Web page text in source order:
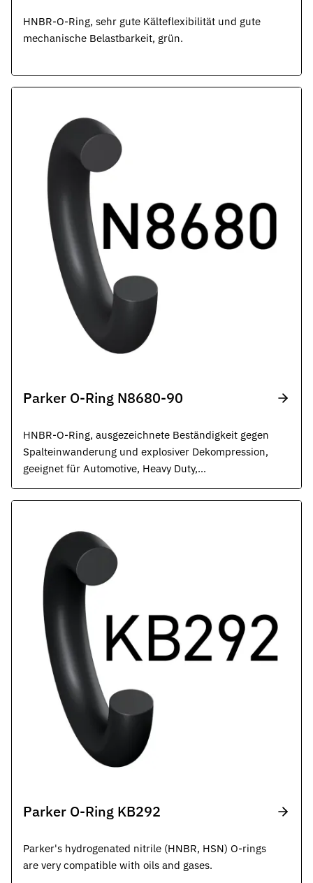
HNBR-O-Ring, sehr gute Kälteflexibilität und gute
mechanische Belastbarkeit, grün.
Parker O-Ring N8680-90
HNBR-O-Ring, ausgezeichnete Beständigkeit gegen
Spalteinwanderung und explosiver Dekompression,
geeignet für Automotive, Heavy Duty,
Transportwesen und allgemeine
Industrieanwendungen, schwarz.
Parker O-Ring KB292
Parker's hydrogenated nitrile (HNBR, HSN) O-rings
are very compatible with oils and gases.